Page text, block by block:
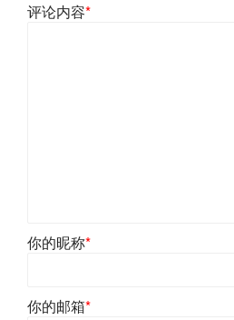
评论内容*
你的昵称*
你的邮箱*